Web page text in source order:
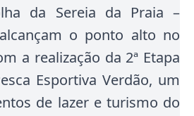
da Sereia da Praia –
o ponto alto no
a realização da 2ª Etapa
Esportiva Verdão, um
de lazer e turismo do